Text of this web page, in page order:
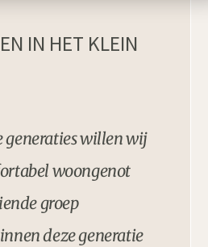
IN HET KLEIN
generaties willen wij
woongenot
groep
deze generatie